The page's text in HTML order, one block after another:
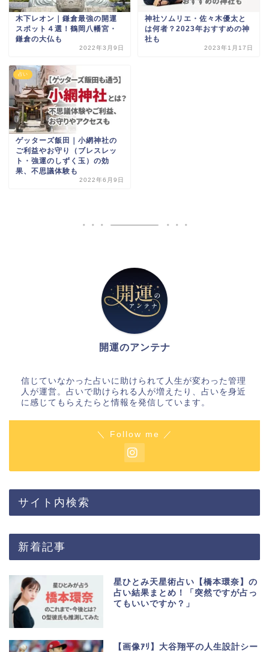
木下レオン｜鎌倉最強の開運
スポット４選！鶴岡八幡宮・
鎌倉の大仏も
2022年3月9日
神社ソムリエ・佐々木優太と
は何者？2023年おすすめの神
社も
2023年1月17日
占い
ゲッターズ飯田｜小網神社の
ご利益やお守り（ブレスレッ
ト・強運のしずく玉）の効
果、不思議体験も
2022年6月9日
開運のアンテナ
信じていなかった占いに助けられて人生が変わった管理
人が運営。占いで助けられる人が増えたり、占いを身近
に感じてもらえたらと情報を発信しています。
＼ Follow me ／
サイト内検索
新着記事
星ひとみ天星術占い【橋本環奈】の
占い結果まとめ！「突然ですが占っ
てもいいですか？」
【画像ｱﾘ】大谷翔平の人生設計シー